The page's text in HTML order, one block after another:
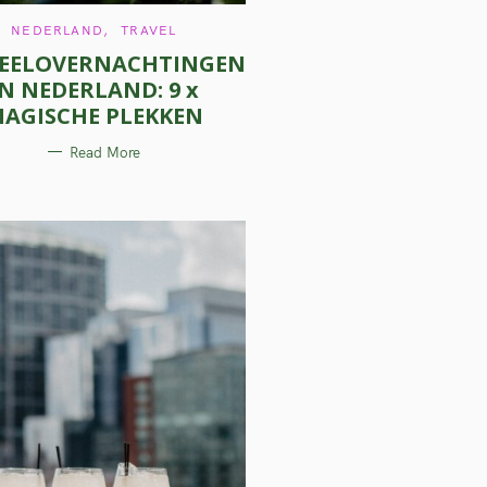
C
T
E
G
O
R
I
S
NEDERLAND TRAVEL
NEDERLAND: 9 x
PLEKKEN
Read More